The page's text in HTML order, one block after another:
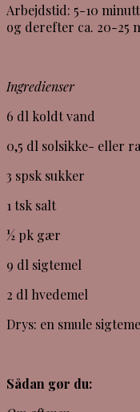
Arbejdstid: 5-10
og derefter ca. 20-25
Ingredienser
6 dl koldt vand
0,5 dl solsikke- eller
3 spsk sukker
1 tsk salt
½ pk gær
9 dl sigtemel
2 dl hvedemel
Drys: en smule
Sådan gør du: